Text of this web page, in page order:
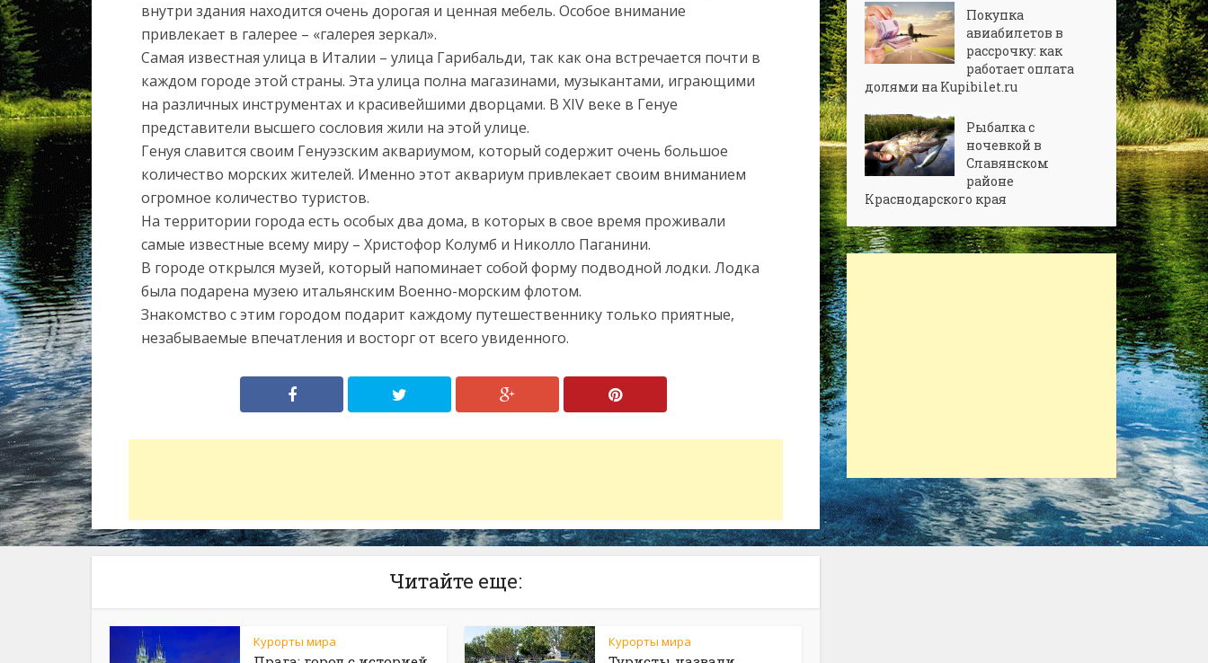
внутри здания находится очень дорогая и ценная мебель. Особое внимание
привлекает в галерее – «галерея зеркал».
Самая известная улица в Италии – улица Гарибальди, так как она встречается почти в
каждом городе этой страны. Эта улица полна магазинами, музыкантами, играющими
на различных инструментах и красивейшими дворцами. В XIV веке в Генуе
представители высшего сословия жили на этой улице.
Генуя славится своим Генуэзским аквариумом, который содержит очень большое
количество морских жителей. Именно этот аквариум привлекает своим вниманием
огромное количество туристов.
На территории города есть особых два дома, в которых в свое время проживали
самые известные всему миру – Христофор Колумб и Николло Паганини.
В городе открылся музей, который напоминает собой форму подводной лодки. Лодка
была подарена музею итальянским Военно-морским флотом.
Знакомство с этим городом подарит каждому путешественнику только приятные,
незабываемые впечатления и восторг от всего увиденного.
Читайте еще:
Курорты мира Курорты мира
Покупка
авиабилетов в
рассрочку: как
работает оплата
долями на Kupibilet.ru
Рыбалка с
ночевкой в
Славянском
районе
Краснодарского края